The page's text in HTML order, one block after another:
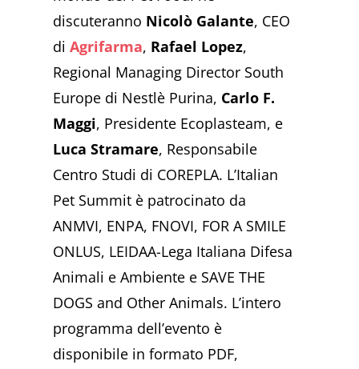
discuteranno Nicolò Galante, CEO
diAgrifarma, Rafael Lopez,
Regional Managing Director South
Europe di Nestlè Purina, Carlo F.
Maggi, Presidente Ecoplasteam, e
Luca Stramare, Responsabile
Centro Studi di COREPLA. L’Italian
Pet Summit è patrocinato da
ANMVI, ENPA, FNOVI, FOR A SMILE
ONLUS, LEIDAA-Lega Italiana Difesa
Animali e Ambiente e SAVE THE
DOGS and Other Animals. L’intero
programma dell’evento è
disponibile in formato PDF,